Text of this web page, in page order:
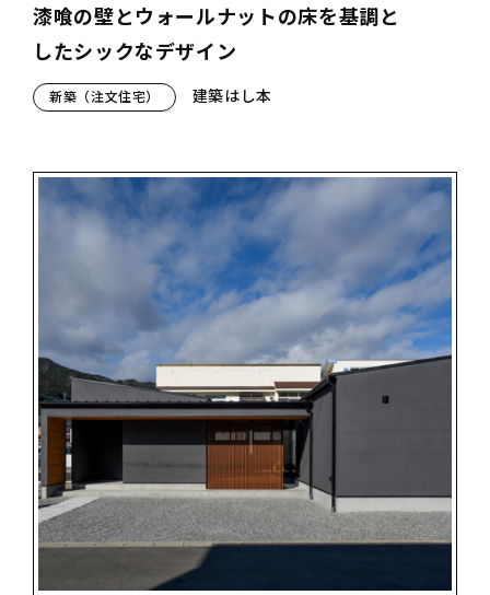
漆喰の壁とウォールナットの床を基調と
したシックなデザイン
新築（注文住宅） 建築はし本